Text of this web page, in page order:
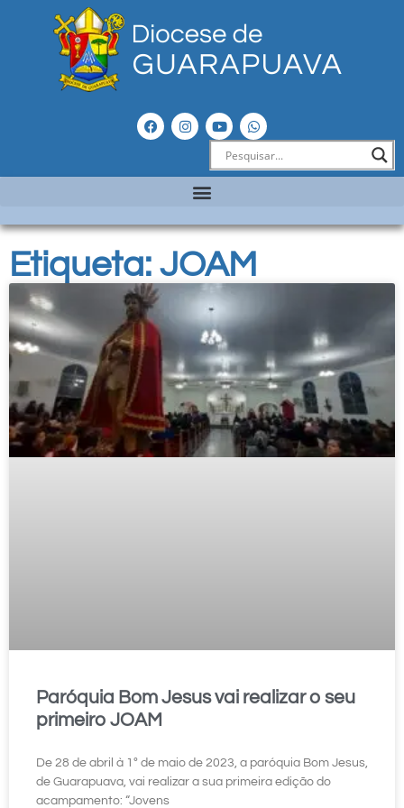
Etiqueta: JOAM
Paróquia Bom Jesus vai realizar o seu
primeiro JOAM
De 28 de abril à 1º de maio de 2023, a paróquia Bom Jesus,
de Guarapuava, vai realizar a sua primeira edição do
acampamento: “Jovens